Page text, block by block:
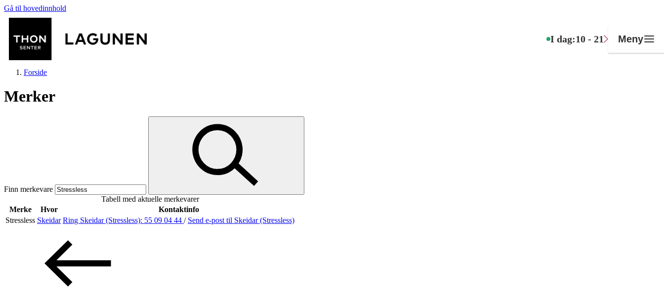
Gå til hovedinnhold
I dag:10 - 21 Meny
Mat og drikke
Helse
Aktiviteter
Tilbud
Forside
Merker
Finn merkevare
Tabell med aktuelle merkevarer
Merke
Hvor
Kontaktinfo
Stressless Skeidar Ring Skeidar (Stressless): 55 09 04 44 / Send e-post til Skeidar (Stressless)